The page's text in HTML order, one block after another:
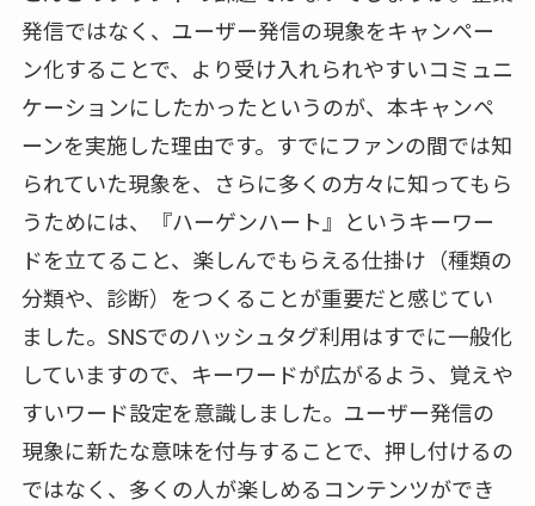
発信ではなく、ユーザー発信の現象をキャンペー
ン化することで、より受け入れられやすいコミュニ
ケーションにしたかったというのが、本キャンペ
ーンを実施した理由です。すでにファンの間では知
られていた現象を、さらに多くの方々に知ってもら
うためには、『ハーゲンハート』というキーワー
ドを立てること、楽しんでもらえる仕掛け（種類の
分類や、診断）をつくることが重要だと感じてい
ました。SNSでのハッシュタグ利用はすでに一般化
していますので、キーワードが広がるよう、覚えや
すいワード設定を意識しました。ユーザー発信の
現象に新たな意味を付与することで、押し付けるの
ではなく、多くの人が楽しめるコンテンツができ